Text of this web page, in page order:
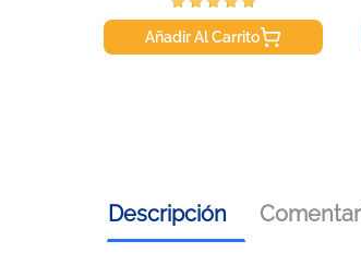
Añadir Al Carrito
Descripción